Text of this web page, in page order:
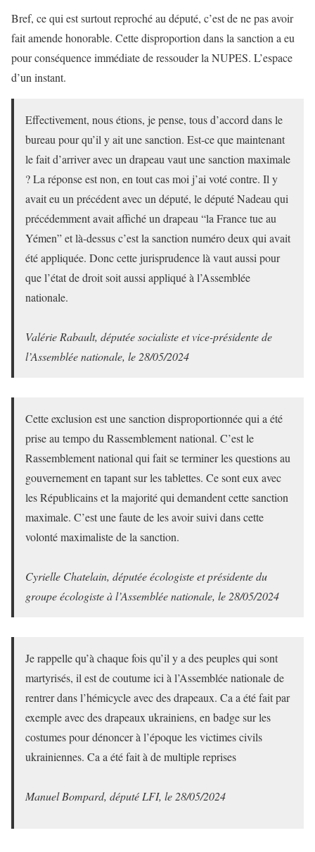
Bref, ce qui est surtout reproché au député, c’est de ne pas avoir
fait amende honorable. Cette disproportion dans la sanction a eu
pour conséquence immédiate de ressouder la NUPES. L’espace
d’un instant.
Effectivement, nous étions, je pense, tous d’accord dans le
bureau pour qu’il y ait une sanction. Est-ce que maintenant
le fait d’arriver avec un drapeau vaut une sanction maximale
? La réponse est non, en tout cas moi j’ai voté contre. Il y
avait eu un précédent avec un député, le député Nadeau qui
précédemment avait affiché un drapeau “la France tue au
Yémen” et là-dessus c’est la sanction numéro deux qui avait
été appliquée. Donc cette jurisprudence là vaut aussi pour
que l’état de droit soit aussi appliqué à l’Assemblée
nationale.
Valérie Rabault, députée socialiste et vice-présidente de
l’Assemblée nationale, le 28/05/2024
Cette exclusion est une sanction disproportionnée qui a été
prise au tempo du Rassemblement national. C’est le
Rassemblement national qui fait se terminer les questions au
gouvernement en tapant sur les tablettes. Ce sont eux avec
les Républicains et la majorité qui demandent cette sanction
maximale. C’est une faute de les avoir suivi dans cette
volonté maximaliste de la sanction.
Cyrielle Chatelain, députée écologiste et présidente du
groupe écologiste à l’Assemblée nationale, le 28/05/2024
Je rappelle qu’à chaque fois qu’il y a des peuples qui sont
martyrisés, il est de coutume ici à l’Assemblée nationale de
rentrer dans l’hémicycle avec des drapeaux. Ca a été fait par
exemple avec des drapeaux ukrainiens, en badge sur les
costumes pour dénoncer à l’époque les victimes civils
ukrainiennes. Ca a été fait à de multiple reprises
Manuel Bompard, député LFI, le 28/05/2024